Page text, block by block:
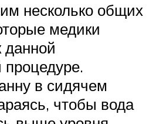
несколько общих
медики
данной
процедуре.
в сидячем
чтобы вода